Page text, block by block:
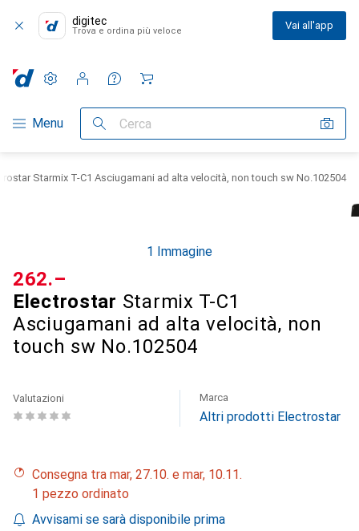
digitec
Trova e ordina più veloce Vai all'app
Categoria Navigazione
Menu Cerca
Impostazioni
Conto cliente
Liste di confronto
Liste dei desideri
Carrello
Starmix T-C1 Asciugamani ad alta velocità, non touch sw No.102504
1 Immagine
Electrostar Starmix T-C1
Asciugamani ad alta velocità, non
touch sw No.102504
CHF
262.–
Valutazioni Marca
Altri prodotti Electrostar
Consegna tra mar, 27.10. e mar, 10.11.
1 pezzo ordinato
Avvisami se sarà disponibile prima